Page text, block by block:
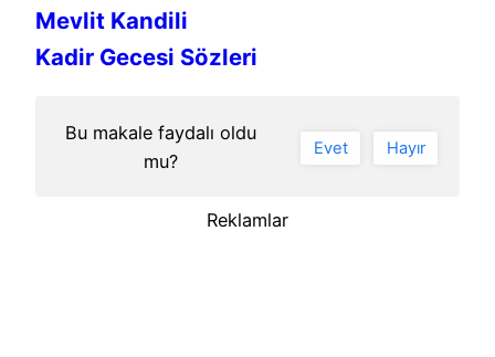
Mevlit Kandili
Kadir Gecesi Sözleri
Bu makale faydalı oldu
mu?
Evet Hayır
Reklamlar